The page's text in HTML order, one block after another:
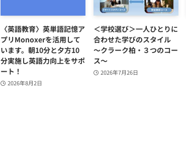
〈英語教育〉英単語記憶ア
プリMonoxerを活用して
います。朝10分と夕方10
分実施し英語力向上をサポ
ート！
2026年8月2日
＜学校選び＞一人ひとりに
合わせた学びのスタイル
～クラーク柏・３つのコー
ス～
2026年7月26日